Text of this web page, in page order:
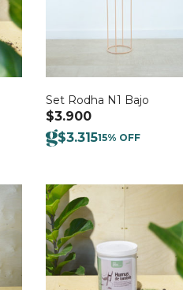
Set Rodha N1 Bajo
$3.900
$3.31515% OFF